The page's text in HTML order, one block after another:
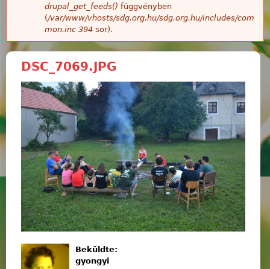
drupal_get_feeds() függvényben
(/var/www/vhosts/sdg.org.hu/sdg.org.hu/includes/com
mon.inc 394 sor).
DSC_7069.JPG
Beküldte:
gyongyi